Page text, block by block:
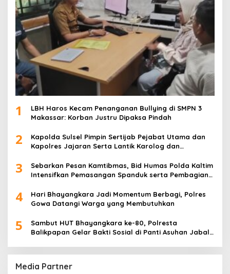
1
LBH Haros Kecam Penanganan Bullying di SMPN 3
Makassar: Korban Justru Dipaksa Pindah
2
Kapolda Sulsel Pimpin Sertijab Pejabat Utama dan
Kapolres Jajaran Serta Lantik Karolog dan
3
Sebarkan Pesan Kamtibmas, Bid Humas Polda Kaltim
Intensifkan Pemasangan Spanduk serta Pembagian
4
Hari Bhayangkara Jadi Momentum Berbagi, Polres
Gowa Datangi Warga yang Membutuhkan
5
Sambut HUT Bhayangkara ke-80, Polresta
Balikpapan Gelar Bakti Sosial di Panti Asuhan Jabal
Media Partner